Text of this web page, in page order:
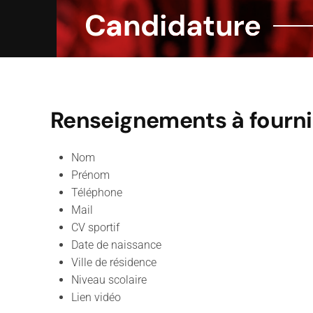
Candidature
Renseignements à
Nom
Prénom
Téléphone
Mail
CV sportif
Date de naissance
Ville de résidence
Niveau scolaire
Lien vidéo